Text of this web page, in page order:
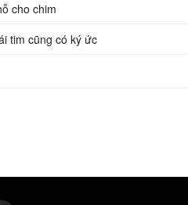
cho chim
tim cũng có ký ức